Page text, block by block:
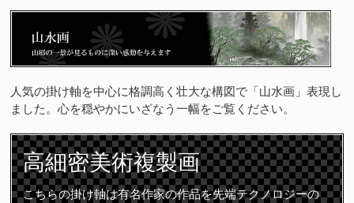
人気の掛け軸を中心に格調高く壮大な構図で「山水画」表現し
ました。心を穏やかにいざなう一幅をご覧ください。
高細密美術複製画
こちらの掛け軸は有名作家の作品を先端テクノロジーの